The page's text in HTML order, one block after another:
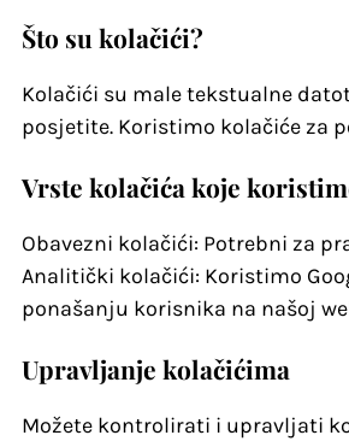
Što su kolačići?
Kolačići su male tekstualne
posjetite. Koristimo kolačiće za
Vrste kolačića koje
Obavezni kolačići: Potrebni za
Analitički kolačići: Koristimo
ponašanju korisnika na našoj
Upravljanje kolačićima
Možete kontrolirati i upravljati